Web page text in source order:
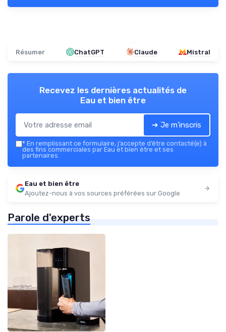
Résumer ChatGPT Claude Mistral
Recevez les dernières actualités de
Eau et bien être
➔ Je m'inscris
* En remplissant ce formulaire, j’accepte d’être contacté(e) à
des fins commerciales par Eau et bien être et ses
partenaires.
Eau et bien être
Ajoutez-nous à vos sources préférées sur Google
Parole d'experts